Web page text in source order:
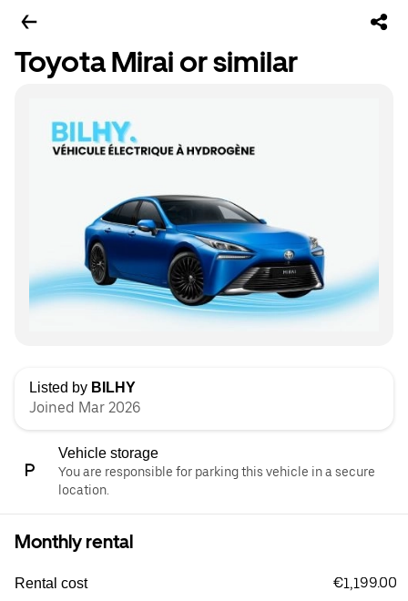
Toyota Mirai or similar
Listed by BILHY
Joined Mar 2026
Vehicle storage
You are responsible for parking this vehicle in a secure
location.
Monthly rental
Rental cost €1,199.00